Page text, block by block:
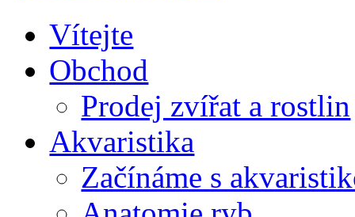
Vítejte
Obchod
Prodej zvířat a rostlin
Akvaristika
Začínáme s